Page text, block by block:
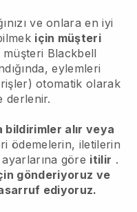
ve onlara en iyi
için müşteri
müşteri Blackbell
eylemleri
otomatik olarak
derlenir.
alır veya
ödemelerin, iletilerin
göre itilir .
gönderiyoruz ve
ediyoruz.